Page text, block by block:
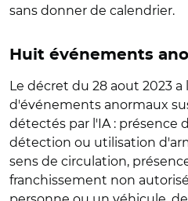
sans donner de calendrier.
Huit événements
Le décret du 28 aout 2023
d'événements anormaux
détectés par l'IA : présence
détection ou utilisation
sens de circulation,
franchissement non